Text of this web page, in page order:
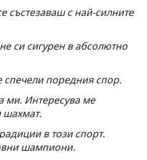
състезаваш с най-силните
си сигурен в абсолютно
поредния спор.
ми. Интересува ме
шахмат.
в този спорт.
шампиони.